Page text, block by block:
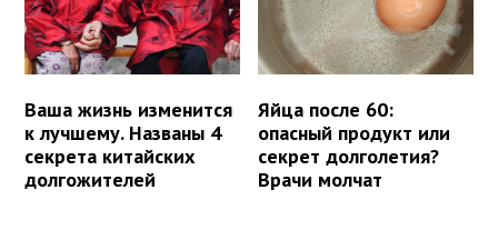
Ваша жизнь изменится
к лучшему. Названы 4
секрета китайских
долгожителей
Яйца после 60:
опасный продукт или
секрет долголетия?
Врачи молчат